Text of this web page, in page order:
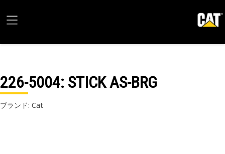
226-5004: STICK AS-BRG
ブランド: Cat